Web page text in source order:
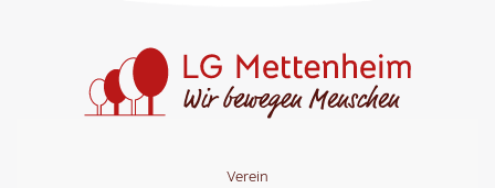
Verein